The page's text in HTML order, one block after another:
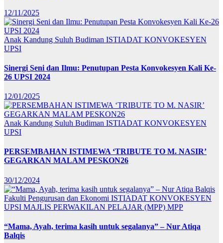
12/11/2025
Anak Kandung Suluh Budiman ISTIADAT KONVOKESYEN
UPSI
Sinergi Seni dan Ilmu: Penutupan Pesta Konvokesyen Kali Ke-
26 UPSI 2024
12/01/2025
Anak Kandung Suluh Budiman ISTIADAT KONVOKESYEN
UPSI
PERSEMBAHAN ISTIMEWA ‘TRIBUTE TO M. NASIR’
GEGARKAN MALAM PESKON26
30/12/2024
Fakulti Pengurusan dan Ekonomi ISTIADAT KONVOKESYEN
UPSI MAJLIS PERWAKILAN PELAJAR (MPP) MPP
“Mama, Ayah, terima kasih untuk segalanya” – Nur Atiqa
Balqis